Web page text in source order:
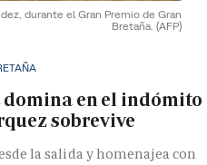
durante el Gran Premio de Gran
Bretaña. (AFP)
domina en el indómito
sobrevive
la salida y homenajea con